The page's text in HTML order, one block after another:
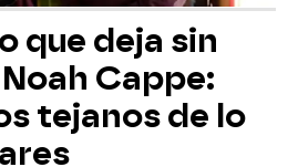
que deja sin
Cappe:
tejanos de lo